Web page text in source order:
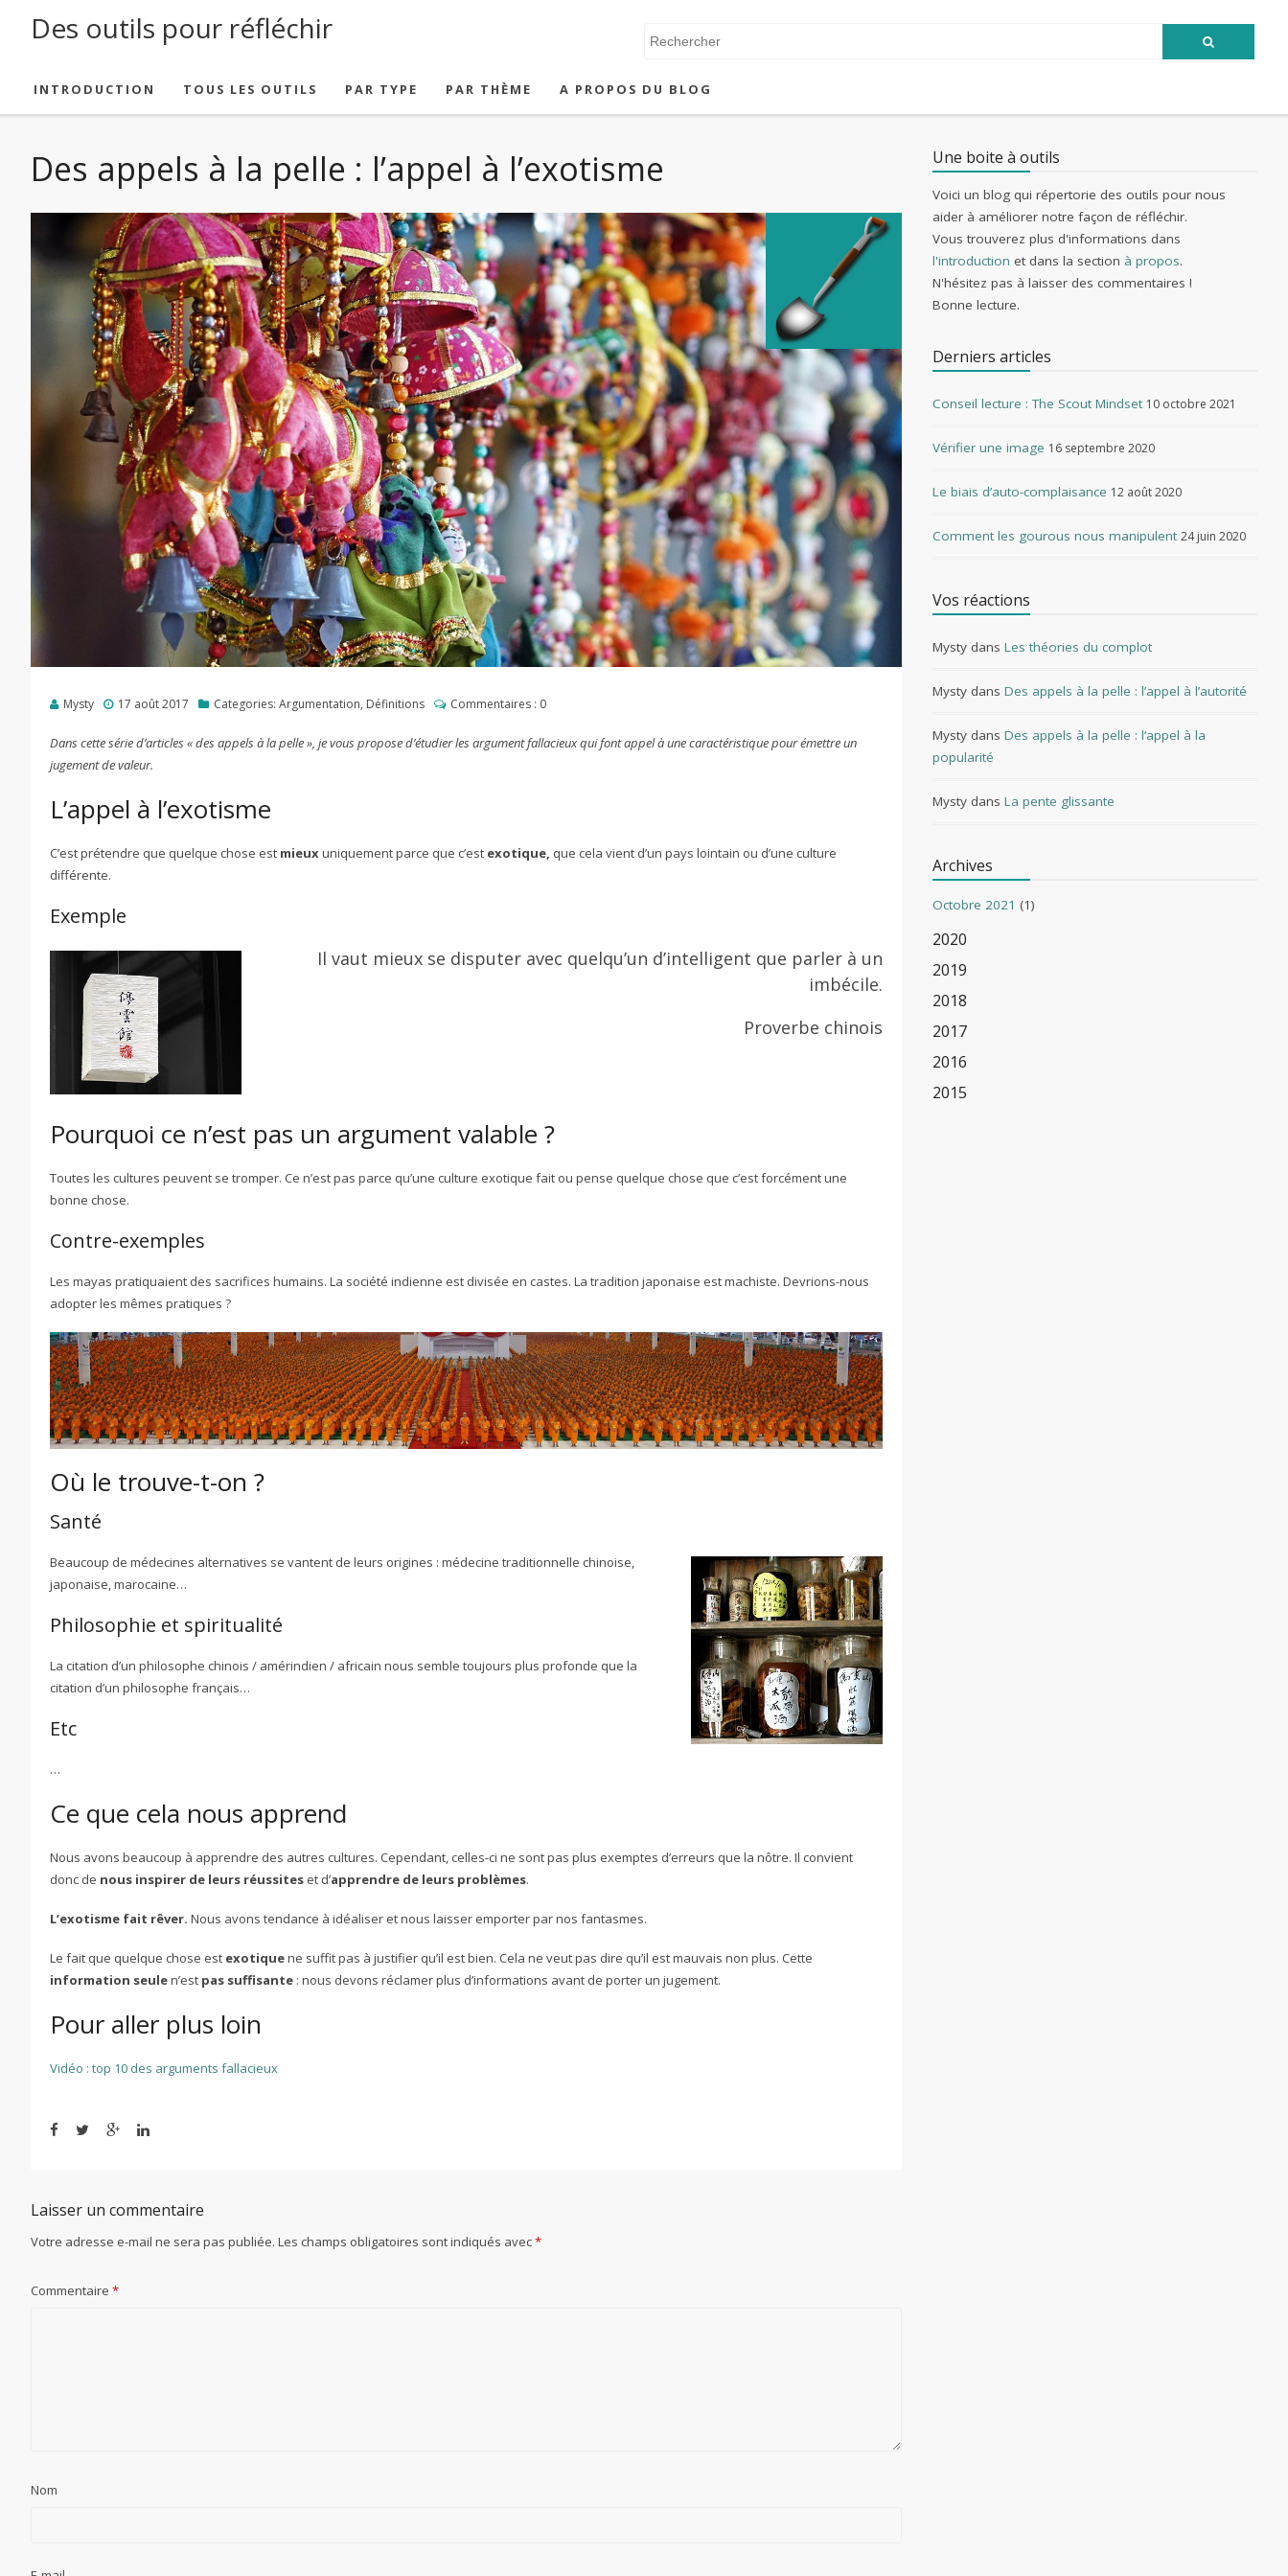
Des outils pour réfléchir
INTRODUCTION TOUS LES OUTILS PAR TYPE PAR THÈME A PROPOS DU BLOG
Des appels à la pelle : l’appel à l’exotisme
Mysty 17 août 2017 Categories: Argumentation, Définitions Commentaires : 0
Dans cette série d’articles « des appels à la pelle », je vous propose d’étudier les argument fallacieux qui font appel à une caractéristique pour émettre un
jugement de valeur.
L’appel à l’exotisme
C’est prétendre que quelque chose est mieuxuniquement parce que c’est exotique, que cela vient d’un pays lointain ou d’une culture
différente.
Exemple
Il vaut mieux se disputer avec quelqu’un d’intelligent que parler à un
imbécile.
Proverbe chinois
Pourquoi ce n’est pas un argument valable ?
Toutes les cultures peuvent se tromper. Ce n’est pas parce qu’une culture exotique fait ou pense quelque chose que c’est forcément une
bonne chose.
Contre-exemples
Les mayas pratiquaient des sacrifices humains. La société indienne est divisée en castes. La tradition japonaise est machiste. Devrions-nous
adopter les mêmes pratiques ?
Où le trouve-t-on ?
Santé
Beaucoup de médecines alternatives se vantent de leurs origines : médecine traditionnelle chinoise,
japonaise, marocaine…
Philosophie et spiritualité
La citation d’un philosophe chinois / amérindien / africain nous semble toujours plus profonde que la
citation d’un philosophe français…
Etc
…
Ce que cela nous apprend
Nous avons beaucoup à apprendre des autres cultures. Cependant, celles-ci ne sont pas plus exemptes d’erreurs que la nôtre. Il convient
donc de nous inspirer de leurs réussites et d’apprendre de leurs problèmes.
L’exotisme fait rêver. Nous avons tendance à idéaliser et nous laisser emporter par nos fantasmes.
Le fait que quelque chose est exotiquene suffit pas à justifier qu’il est bien. Cela ne veut pas dire qu’il est mauvais non plus. Cette
information seulen’est pas suffisante : nous devons réclamer plus d’informations avant de porter un jugement.
Pour aller plus loin
Vidéo : top 10 des arguments fallacieux
Laisser un commentaire
Votre adresse e-mail ne sera pas publiée. Les champs obligatoires sont indiqués avec*
Commentaire *
Nom
Une boite à outils
Voici un blog qui répertorie des outils pour nous
aider à améliorer notre façon de réfléchir.
Vous trouverez plus d'informations dans
l'introduction et dans la section à propos.
N'hésitez pas à laisser des commentaires !
Bonne lecture.
Derniers articles
Conseil lecture : The Scout Mindset 10 octobre 2021
Vérifier une image 16 septembre 2020
Le biais d’auto-complaisance 12 août 2020
Comment les gourous nous manipulent 24 juin 2020
Vos réactions
Mystydans Les théories du complot
Mystydans Des appels à la pelle : l’appel à l’autorité
Mystydans Des appels à la pelle : l’appel à la
popularité
Mystydans La pente glissante
Archives
Octobre 2021 (1)
2020
2019
2018
2017
2016
2015